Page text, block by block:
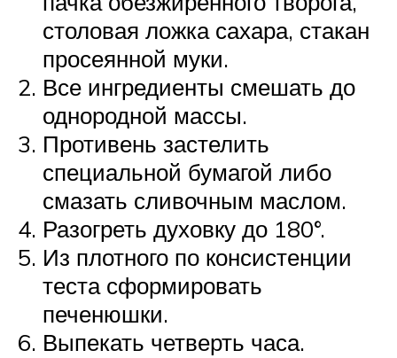
столовая ложка сахара, стакан
просеянной муки.
Все ингредиенты смешать до
однородной массы.
Противень застелить
специальной бумагой либо
смазать сливочным маслом.
Разогреть духовку до 180°.
Из плотного по консистенции
теста сформировать
печенюшки.
Выпекать четверть часа.